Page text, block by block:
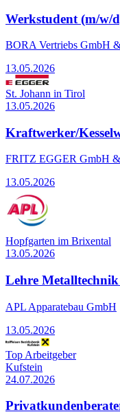
Werkstudent (m/w/
BORA Vertriebs GmbH
13.05.2026
St. Johann in Tirol
13.05.2026
Kraftwerker/
FRITZ EGGER GmbH
13.05.2026
Hopfgarten im Brixental
13.05.2026
Lehre
APL Apparatebau GmbH
13.05.2026
Top Arbeitgeber
Kufstein
24.07.2026